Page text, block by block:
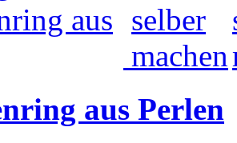
aus Perlen